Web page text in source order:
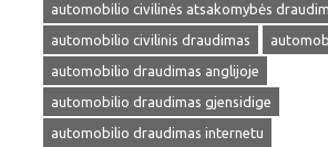
automobilio civilinės atsakomybės
automobilio civilinis draudimas
automobilio draudimas anglijoje
automobilio draudimas gjensidige
automobilio draudimas internetu